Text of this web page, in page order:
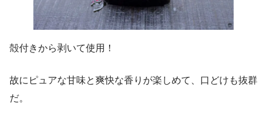
殻付きから剥いて使用！
故にピュアな甘味と爽快な香りが楽しめて、口どけも抜群
だ。